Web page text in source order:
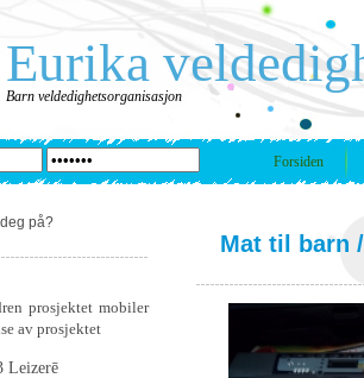
Eurika
Barn veldedighetsorganisasjon
Forsiden
på?
prosjektet mobiler
av prosjektet
Leizerē
Mat til barn /